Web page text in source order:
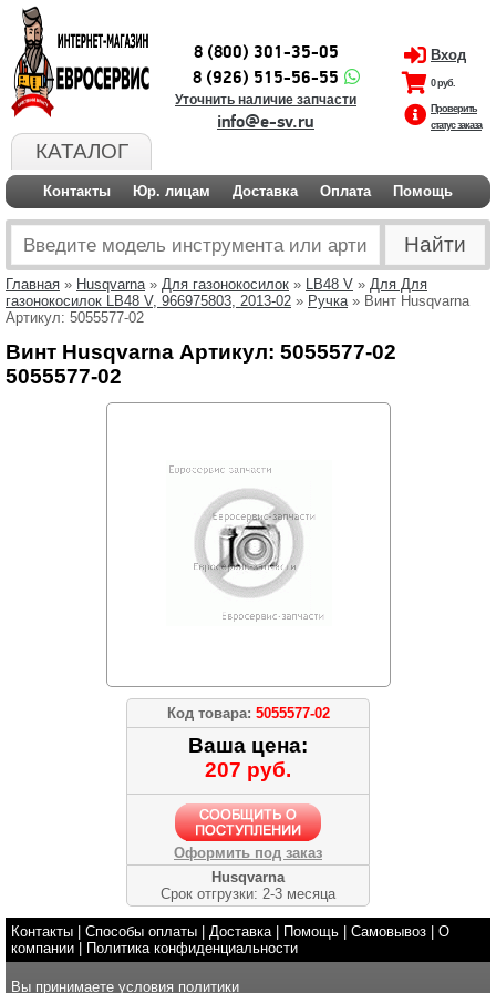
КАТАЛОГ
8 (800) 301-35-05
8 (926) 515-56-55
Уточнить наличие запчасти
info@e-sv.ru
Вход
0 руб.
Проверить
статус заказа
Контакты Юр. лицам Доставка Оплата Помощь
Главная » Husqvarna» Для газонокосилок » LB48 V » Для Для
газонокосилок LB48 V, 966975803, 2013-02 » Ручка» Винт Husqvarna
Артикул: 5055577-02
Винт Husqvarna Артикул: 5055577-02
5055577-02
Код товара: 5055577-02
Ваша цена:
207 руб.
Оформить под заказ
Husqvarna
Срок отгрузки: 2-3 месяца
Контакты Способы оплаты Доставка| Помощь Самовывоз
О
компании
Политика конфиденциальности
Вы принимаете условия политики